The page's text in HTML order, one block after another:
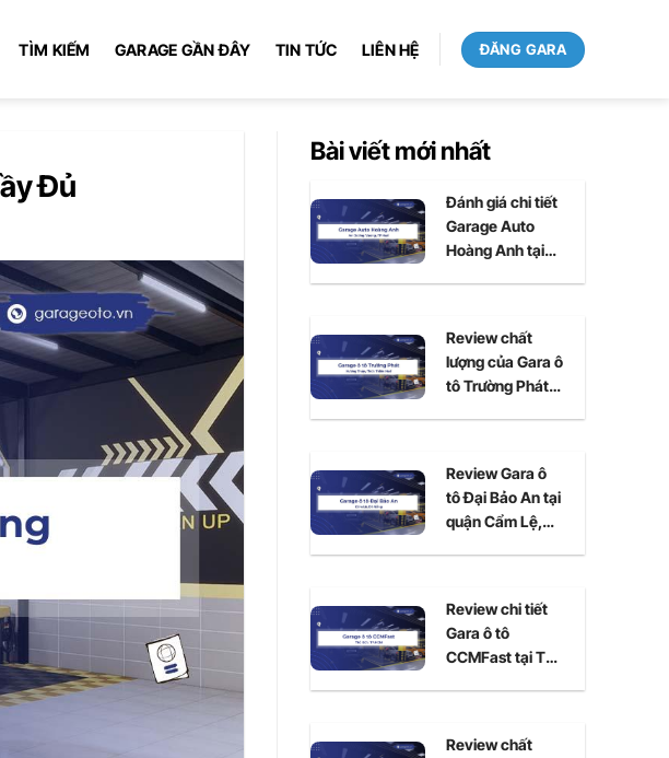
TÌM KIẾM GARAGE GẦN ĐÂY TIN TỨC LIÊN HỆ ĐĂNG GARA
Đủ
Bài viết mới nhất
Đánh giá chi tiết
Garage Auto
Hoàng Anh tại
Review chất
lượng của Gara ô
tô Trường Phát
Review Gara ô
tô Đại Bảo An tại
quận Cẩm Lệ,
Review chi tiết
Gara ô tô
CCMFast tại Thủ
Review chất